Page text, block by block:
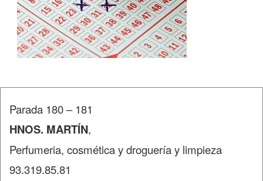
Parada 180 – 181
HNOS. MARTÍN,
Perfumeria, cosmética y droguería y limpieza
93.319.85.81